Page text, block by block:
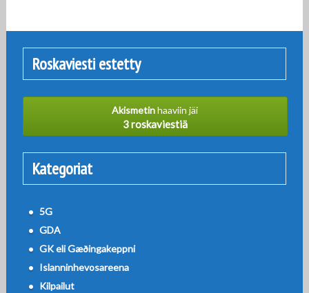
Roskaviesti estetty
Akismetinhaaviin jäi
3 roskaviestiä
Kategoriat
5G
GDA
GK eli Gæðingakeppni
Islanninhevosareena
Kilpailut